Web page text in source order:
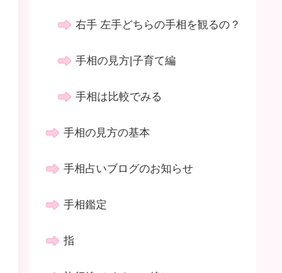
右手 左手どちらの手相を観るの？
手相の見方|子育て編
手相は比較でみる
手相の見方の基本
手相占いブログのお知らせ
手相鑑定
指